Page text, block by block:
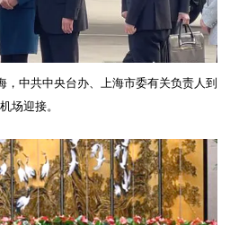
，中共中央台办、上海市委有关负责人到
机场迎接。